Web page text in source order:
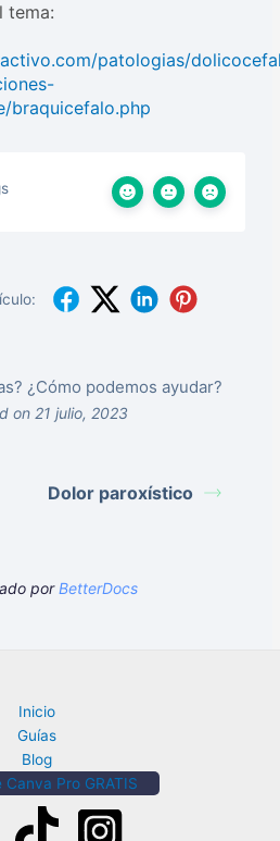
tema:
patologias/
braquicefalo.php
¿Cómo podemos ayudar?
on 21 julio, 2023
Dolor paroxístico
porBetterDocs
Inicio
Guías
Blog
Canva Pro GRATIS